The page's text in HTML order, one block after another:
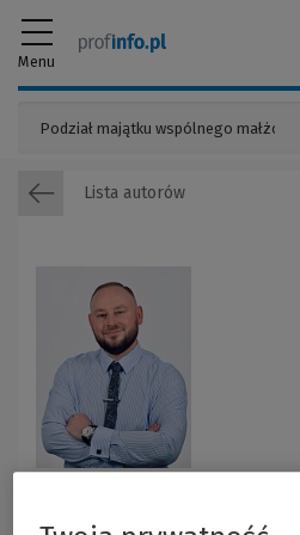
Menu
Lista autorów